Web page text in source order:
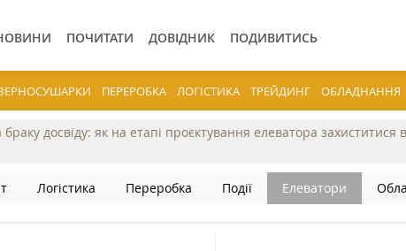
ПОЧИТАТИ ДОВІДНИК ПОДИВИТИСЬ
ПЕРЕРОБКА ЛОГІСТИКА ТРЕЙДИНГ ОБЛАДНАННЯ
браку досвіду: як на етапі проєктування елеватора захиститися
Логістика Переробка Події Елеватори